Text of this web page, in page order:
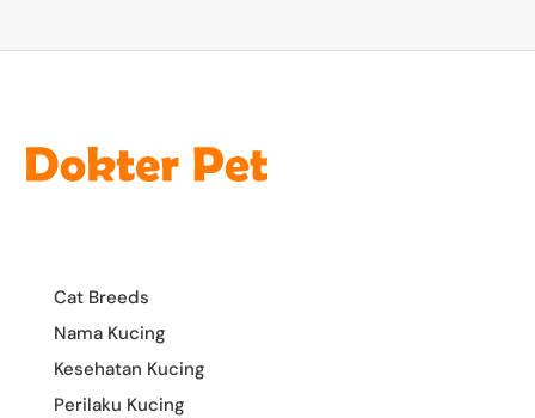
Cat Breeds
Nama Kucing
Kesehatan Kucing
Perilaku Kucing